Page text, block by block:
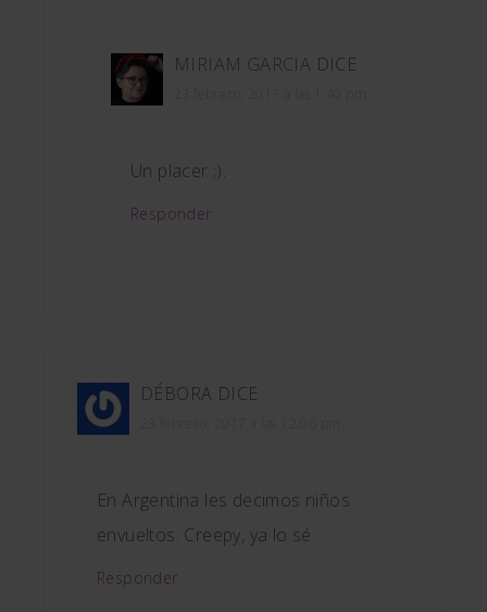
MIRIAM GARCIA DICE
Un placer ;).
Responder
DÉBORA DICE
En Argentina les decimos niños
envueltos. Creepy, ya lo sé.
Responder